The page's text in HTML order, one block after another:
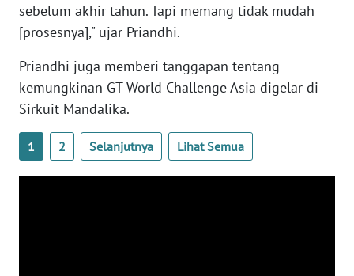
sebelum akhir tahun. Tapi memang tidak mudah
[prosesnya]," ujar Priandhi.
Priandhi juga memberi tanggapan tentang
kemungkinan GT World Challenge Asia digelar di
Sirkuit Mandalika.
1 2 Selanjutnya Lihat Semua
WN
WN
JAMBI
SULTRA